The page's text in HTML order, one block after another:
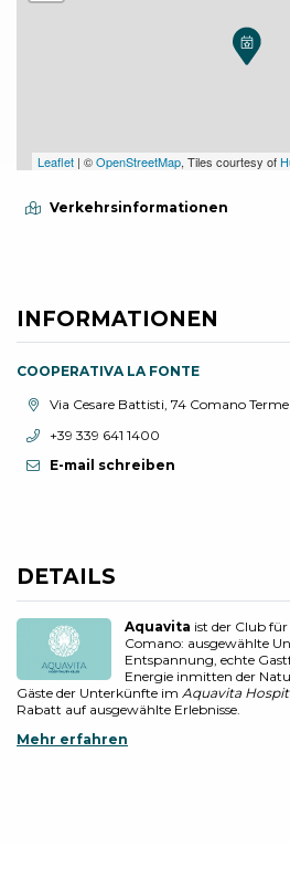
DETAILS
Aquavita ist der Club
Comano: ausgewählte
Entspannung, echte
Energie inmitten der
Gäste der Unterkünfte im Aquavita
Rabatt auf ausgewählte Erlebnisse.
Mehr erfahren
Leaflet | ©OpenStreetMap, Tiles courtesy of
Verkehrsinformationen
INFORMATIONEN
COOPERATIVA LA FONTE
aria.location:
Via Cesare Battisti, 74 Comano Terme
aria.phone:
+39 339 641 1400
E-mail schreiben